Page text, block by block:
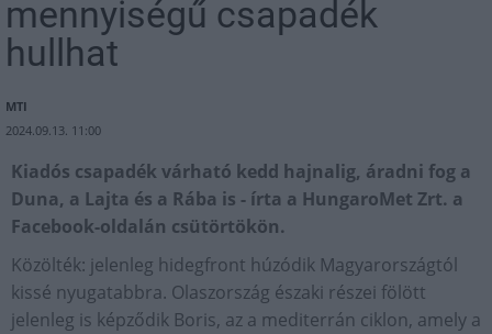
mennyiségű csapadék
hullhat
MTI
2024.09.13. 11:00
Kiadós csapadék várható kedd hajnalig, áradni fog a
Duna, a Lajta és a Rába is - írta a HungaroMet Zrt. a
Facebook-oldalán csütörtökön.
Közölték: jelenleg hidegfront húzódik Magyarországtól
kissé nyugatabbra. Olaszország északi részei fölött
jelenleg is képződik Boris, az a mediterrán ciklon, amely a